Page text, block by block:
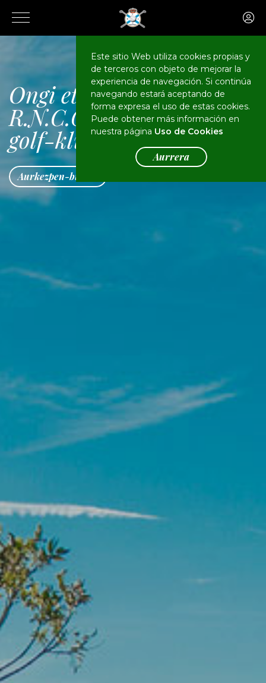
Este sitio Web utiliza cookies propias y
de terceros con objeto de mejorar la
experiencia de navegación. Si continúa
navegando estará aceptando de
forma expresa el uso de estas cookies.
Puede obtener más información en
nuestra página Uso de Cookies
Aurrera
Ongi etorri
R.N.C.G.S.S. Basozabal
golf-klubera
Aurkezpen-bideoa